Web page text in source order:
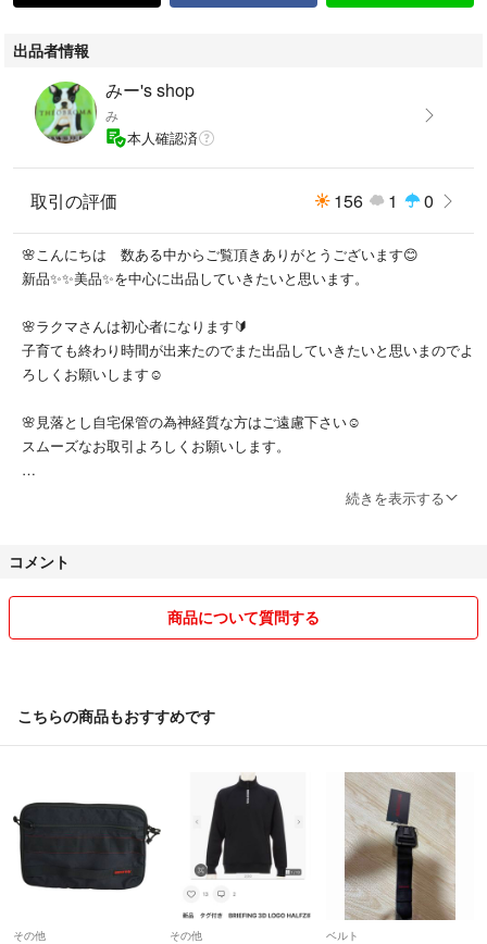
出品者情報
みー's shop
み
本人確認済
取引の評価 156 1 0
🌸こんにちは 数ある中からご覧頂きありがとうございます😊
新品✨✨美品✨を中心に出品していきたいと思います。
🌸ラクマさんは初心者になります🔰
子育ても終わり時間が出来たのでまた出品していきたいと思いまのでよ
ろしくお願いします☺️
🌸見落とし自宅保管の為神経質な方はご遠慮下さい☺️
スムーズなお取引よろしくお願いします。
🌸ご購入頂きました商品は２〜3日で発送になりますが連休など続いた
🌸送料の関係でタグを外して発送することがあります。必要な方はコメ
🌸室内犬1匹(ボストンテリア)がいます動物に敏感な方はご遠慮下さい
🌸他のフリマにも出品してる商品もございますので突然取り下げる事が
あります、検討中の方はコメント下さい。
続きを表示する
コメント
商品について質問する
こちらの商品もおすすめです
その他 その他 ベルト